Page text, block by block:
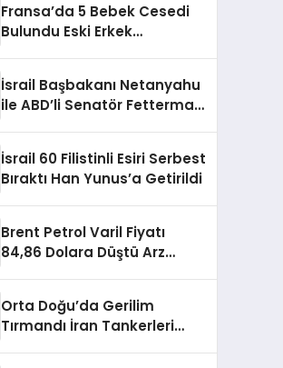
Fransa’da 5 Bebek Cesedi
Bulundu Eski Erkek
İsrail Başbakanı Netanyahu
ile ABD’li Senatör Fetterman
İsrail 60 Filistinli Esiri Serbest
Bıraktı Han Yunus’a Getirildi
Brent Petrol Varil Fiyatı
84,86 Dolara Düştü Arz
Orta Doğu’da Gerilim
Tırmandı İran Tankerleri